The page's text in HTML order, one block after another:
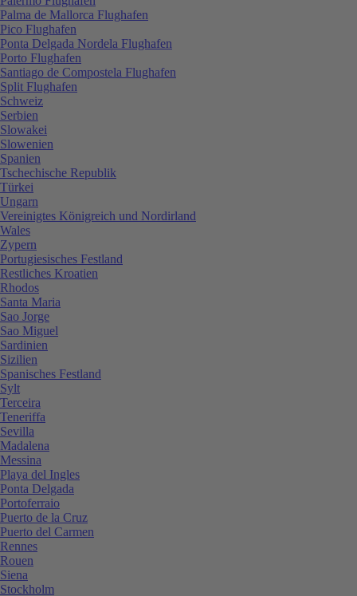
Palma de Mallorca Flughafen
Pico Flughafen
Ponta Delgada Nordela Flughafen
Porto Flughafen
Santiago de Compostela Flughafen
Split Flughafen
Schweiz
Serbien
Slowakei
Slowenien
Spanien
Tschechische Republik
Türkei
Ungarn
Vereinigtes Königreich und Nordirland
Wales
Zypern
Portugiesisches Festland
Restliches Kroatien
Rhodos
Santa Maria
Sao Jorge
Sao Miguel
Sardinien
Sizilien
Spanisches Festland
Sylt
Terceira
Teneriffa
Sevilla
Madalena
Messina
Playa del Ingles
Ponta Delgada
Portoferraio
Puerto de la Cruz
Puerto del Carmen
Rennes
Rouen
Siena
Stockholm